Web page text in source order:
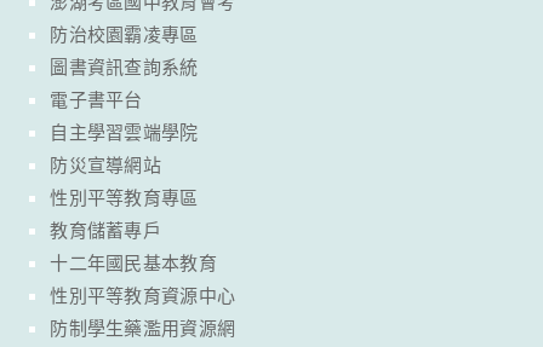
防治校園霸凌專區
圖書資訊查詢系統
電子書平台
自主學習雲端學院
防災宣導網站
性別平等教育專區
教育儲蓄專戶
十二年國民基本教育
性別平等教育資源中心
防制學生藥濫用資源網